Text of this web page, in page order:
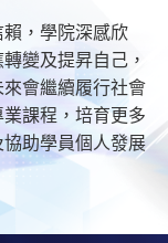
，學院深感欣
變及提昇自己，
會繼續履行社會
課程，培育更多
助學員個人發展